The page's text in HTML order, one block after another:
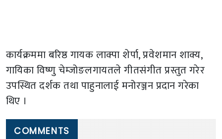
कार्यक्रममा बरिष्ठ गायक लाक्पा शेर्पा, प्रवेशमान शाक्य,
गायिका विष्णु चेम्जोङलगायतले गीतसंगीत प्रस्तुत गरेर
उपस्थित दर्शक तथा पाहुनालाई मनोरञ्जन प्रदान गरेका
थिए ।
COMMENTS